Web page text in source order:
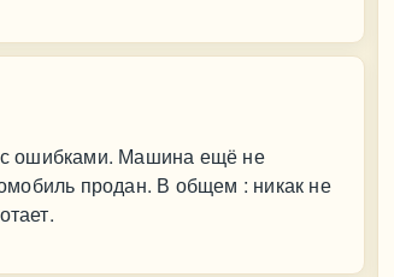
с ошибками. Машина ещё не
продан. В общем : никак не